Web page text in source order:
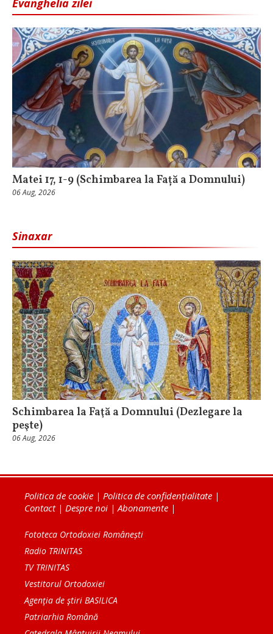
Evanghelia zilei
Matei 17, 1-9 (Schimbarea la Față a Domnului)
06 Aug, 2026
Sinaxar
Schimbarea la Faţă a Domnului (Dezlegare la
peşte)
06 Aug, 2026
Politica de cookie | Politica de confidențialitate |
Contact| Despre noi |Abonamente |
Fototeca Ortodoxiei Românești
Radio TRINITAS
TV TRINITAS
Vestitorul Ortodoxiei
Agenţia de ştiri BASILICA
Patriarhia Română